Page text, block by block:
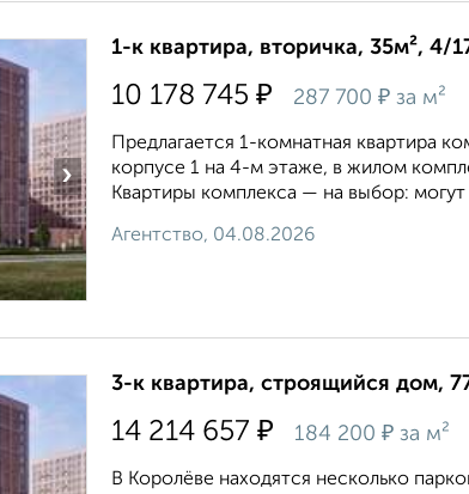
›
1-к квартира, вторичка, 35м², 4/
10 178 745 ₽ 287 700 ₽ за м²
Предлагается 1-комнатная квартира
корпусе 1 на 4-м этаже, в жилом
Квартиры комплекса — на выбор: могут
Агентство, 04.08.2026
3-к квартира, строящийся дом,
14 214 657 ₽ 184 200 ₽ за м²
В Королёве находятся несколько